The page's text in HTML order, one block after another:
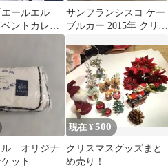
ールエル
ントカレン
サンフランシスコ ケー
ブルカー 2015年 クリス
ル オリジナ
ット
現在 ¥500
クリスマスグッズまと
め売り！